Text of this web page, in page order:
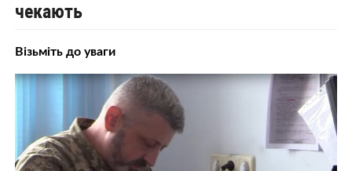
чекають
Візьміть до уваги